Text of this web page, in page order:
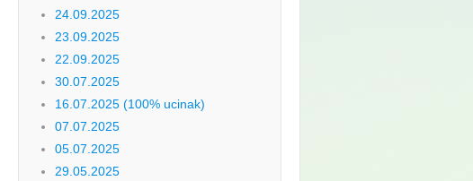
24.09.2025
23.09.2025
22.09.2025
30.07.2025
16.07.2025 (100% ucinak)
07.07.2025
05.07.2025
29.05.2025